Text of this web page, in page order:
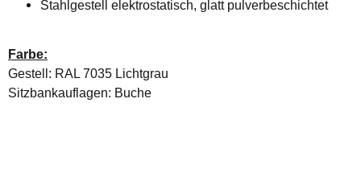
Stahlgestell elektrostatisch, glatt pulverbeschichtet
Farbe:
Gestell: RAL 7035 Lichtgrau
Sitzbankauflagen: Buche